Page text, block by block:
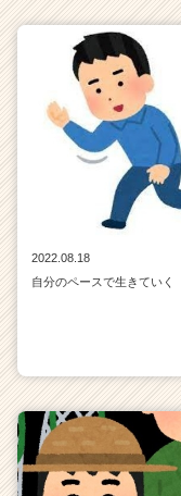
2022.08.18
自分のペースで生きていく